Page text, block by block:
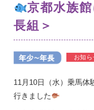
京都水族
長組＞
11月10日（水）乗馬体
行きました